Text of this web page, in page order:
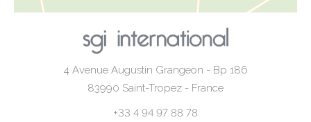
4 Avenue Augustin Grangeon - Bp 186
83990 Saint-Tropez - France
+33 4 94 97 88 78